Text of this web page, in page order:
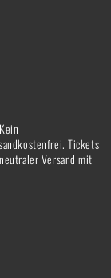
Tickets
Versand mit